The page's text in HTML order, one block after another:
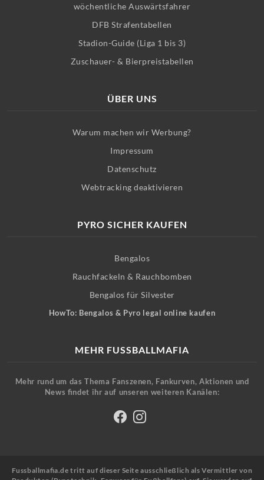
wöchentliche Auswärtsfahrer
DFB Strafentabellen
Stadion-Guide (Liga 1 bis 3)
Zuschauer- & Bierpreistabellen
ÜBER UNS
Warum machen wir Werbung?
Impressum
Datenschutz
Webtracking deaktivieren
PYRO SICHER KAUFEN
Bengalos
Rauchfackeln & Rauchbomben
Bengalos für Silvester
HowTo: Bengalos & Pyro legal online kaufen
MEHR FUSSBALLMAFIA
Mehr rund um das Thema Fanszenen, Fankurven, Aktionen und
News findet ihr auf unseren weiteren Kanälen:
Fussballmafia.de tritt auf dieser Seite ausschließlich als Vermittler von